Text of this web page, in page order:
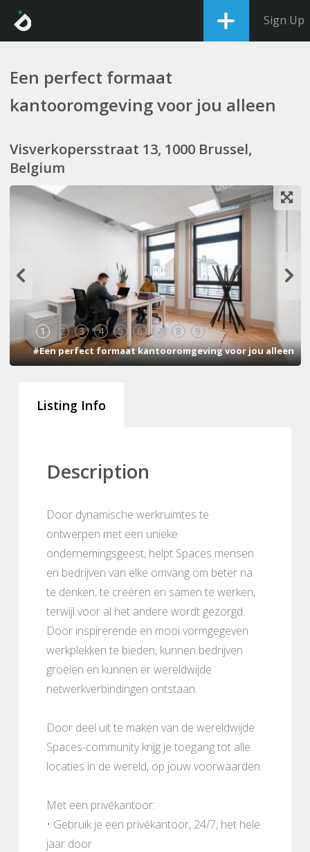
Sign Up
Een perfect formaat
kantooromgeving voor jou alleen
Visverkopersstraat 13, 1000 Brussel,
Belgium
1 2 3 4 5 6 7 8 9
#Een perfect formaat kantooromgeving voor jou alleen
Listing Info
Description
Door dynamische werkruimtes te
ontwerpen met een unieke
ondernemingsgeest, helpt Spaces mensen
en bedrijven van elke omvang om beter na
te denken, te creëren en samen te werken,
terwijl voor al het andere wordt gezorgd.
Door inspirerende en mooi vormgegeven
werkplekken te bieden, kunnen bedrijven
groeien en kunnen er wereldwijde
netwerkverbindingen ontstaan.
Door deel uit te maken van de wereldwijde
Spaces-community krijg je toegang tot alle
locaties in de wereld, op jouw voorwaarden.
Met een privékantoor:
• Gebruik je een privékantoor, 24/7, het hele
jaar door